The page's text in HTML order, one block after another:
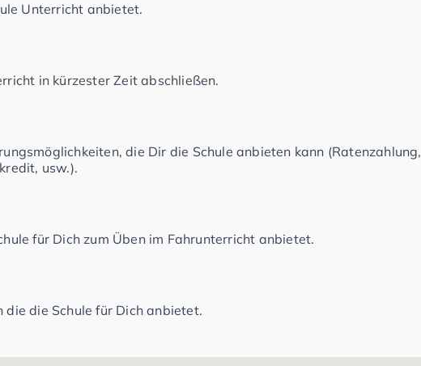
Unterricht anbietet.
in kürzester Zeit abschließen.
die Dir die Schule anbieten kann (Ratenzahlung,
usw.).
für Dich zum Üben im Fahrunterricht anbietet.
die die Schule für Dich anbietet.